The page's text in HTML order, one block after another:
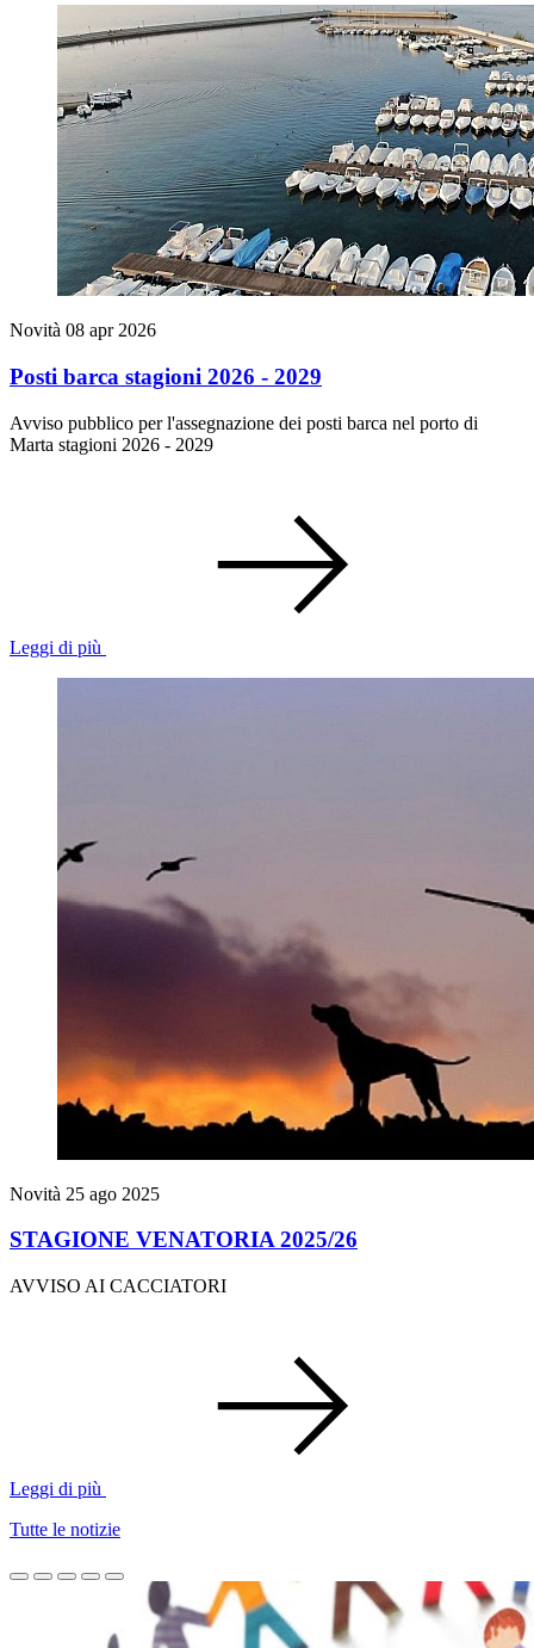
Novità 08 apr 2026
Posti barca stagioni 2026 - 2029
Avviso pubblico per l'assegnazione dei posti barca nel porto di
Marta stagioni 2026 - 2029
Leggi di più
Novità 25 ago 2025
STAGIONE VENATORIA 2025/26
AVVISO AI CACCIATORI
Leggi di più
Tutte le notizie